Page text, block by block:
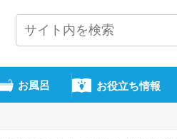
お風呂 お役立ち情報